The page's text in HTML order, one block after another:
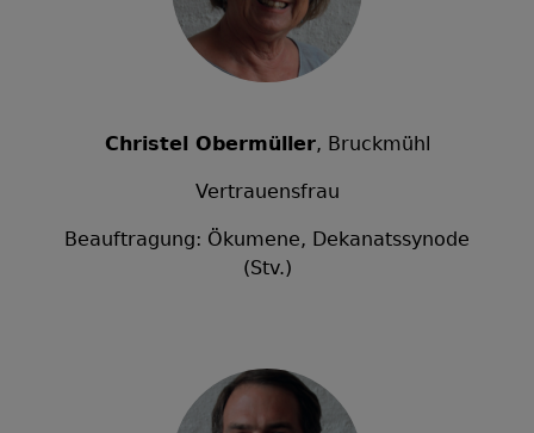
Christel Obermüller, Bruckmühl
Vertrauensfrau
Beauftragung: Ökumene, Dekanatssynode
(Stv.)